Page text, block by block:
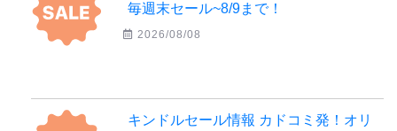
毎週末セール~8/9まで！
2026/08/08
キンドルセール情報 カドコミ発！オリ